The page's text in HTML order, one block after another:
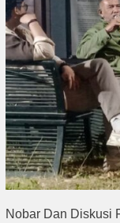
Nobar Dan Diskusi